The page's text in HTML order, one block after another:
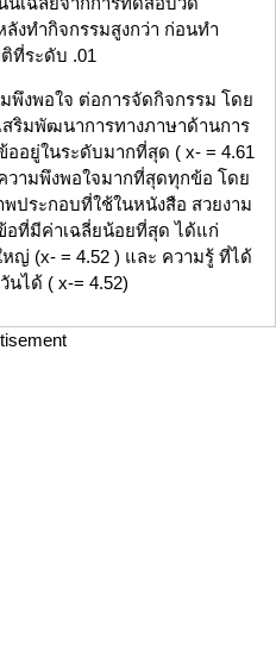
งทำกิจกรรมสูงกว่า ก่อนทำ
ที่ระดับ .01
พึงพอใจ ต่อการจัดกิจกรรม โดย
ริมพัฒนาการทางภาษาด้านการ
อยู่ในระดับมากที่สุด ( x- = 4.61
วามพึงพอใจมากที่สุดทุกข้อ โดย
ประกอบที่ใช้ในหนังสือ สวยงาม
อที่มีค่าเฉลี่ยน้อยที่สุด ได้แก่
ญ่ (x- = 4.52 ) และ ความรู้ ที่ได้
ได้ ( x-= 4.52)